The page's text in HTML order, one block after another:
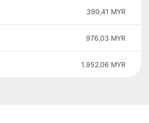
390,41 MYR
976,03 MYR
1.952,06 MYR